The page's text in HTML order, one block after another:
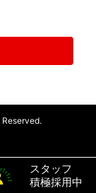
スタッフ
積極採用中